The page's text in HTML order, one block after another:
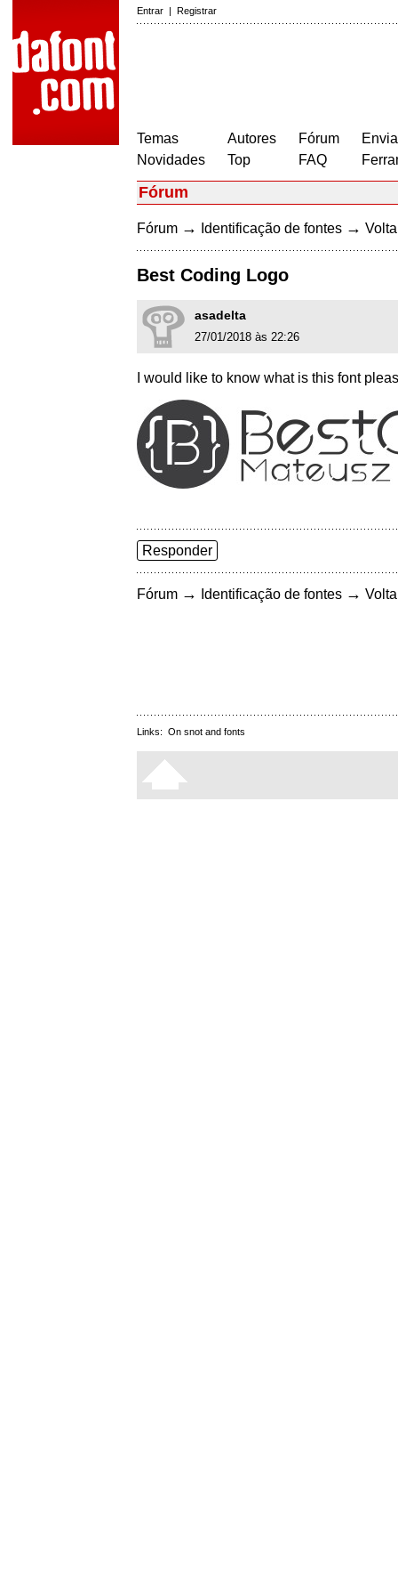
Entrar | Registrar
Temas
Novidades
Autores
Top
Fórum
FAQ
Fórum
Fórum → Identificação de fontes →
Best Coding Logo
asadelta
27/01/2018 às 22:26
I would like to know what is this font
Responder
Fórum → Identificação de fontes →
Links: On snot and fonts